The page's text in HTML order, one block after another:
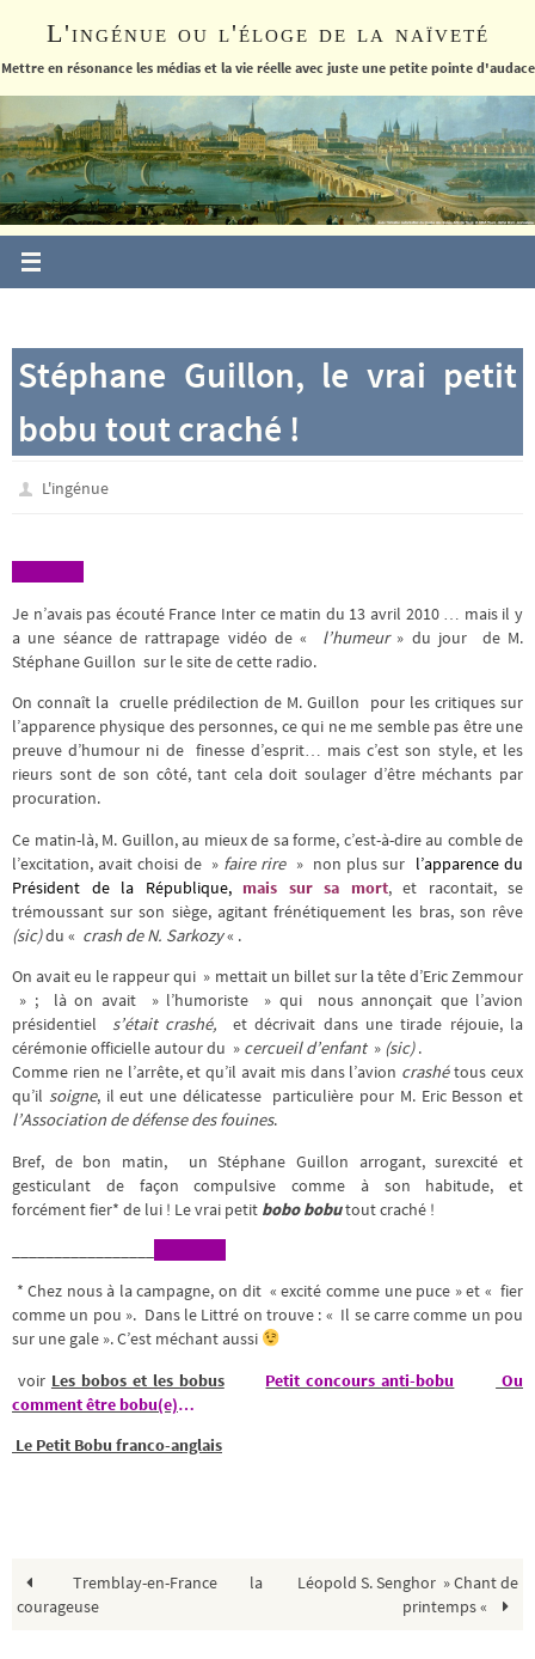
le
L'ingénue ou l'éloge de la naïveté
Mettre en résonance les médias et la vie réelle avec juste une petite pointe d'audace
Stéphane Guillon, le vrai petit
bobu tout craché !
L'ingénue
Je n’avais pas écouté France Inter ce matin du 13 avril 2010 … mais il y
a une séance de rattrapage vidéo de «
l’humeur» du jour de M.
Stéphane Guillon sur le site de cette radio.
On connaît la cruelle prédilection de M. Guillon pour les critiques sur
l’apparence physique des personnes, ce qui ne me semble pas être une
preuve d’humour ni de finesse d’esprit… mais c’est son style, et les
rieurs sont de son côté, tant cela doit soulager d’être méchants par
procuration.
Ce matin-là, M. Guillon, au mieux de sa forme, c’est-à-dire au comble de
l’excitation, avait choisi de » faire rire» non plus sur l’apparence du
Président de la République, mais sur sa mort, et racontait, se
trémoussant sur son siège, agitant frénétiquement les bras, son rêve
(sic)du « crash de N. Sarkozy« .
On avait eu le rappeur qui » mettait un billet sur la tête d’Eric Zemmour
» ; là on avait » l’humoriste » qui nous annonçait que l’avion
présidentiel
s’était crashé, et décrivait dans une tirade réjouie, la
cérémonie officielle autour du » cercueil d’enfant» (sic).
Comme rien ne l’arrête, et qu’il avait mis dans l’avion crashétous ceux
qu’il soigne, il eut une délicatesse particulière pour M. Eric Besson et
l’Association de défense des fouines.
Bref, de bon matin, un Stéphane Guillon arrogant, surexcité et
gesticulant de façon compulsive comme à son habitude, et
forcément fier* de lui ! Le vrai petit bobo bobutout craché !
* Chez nous à la campagne, on dit « excité comme une puce » et « fier
comme un pou ». Dans le Littré on trouve : « Il se carre comme un pou
sur une gale ». C’est méchant aussi
voir Les bobos et les bobus Petit concours anti-bobu
Ou
comment être bobu(e)…
Le Petit Bobu franco-anglais
Tremblay-en-France la
courageuse
Léopold S. Senghor » Chant de
printemps «